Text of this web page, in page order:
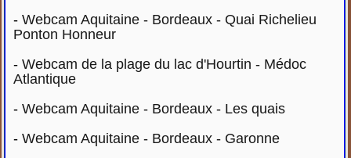
-Webcam Aquitaine - Bordeaux - Quai Richelieu
Ponton Honneur
-Webcam de la plage du lac d'Hourtin - Médoc
Atlantique
-Webcam Aquitaine - Bordeaux - Les quais
-Webcam Aquitaine - Bordeaux - Garonne